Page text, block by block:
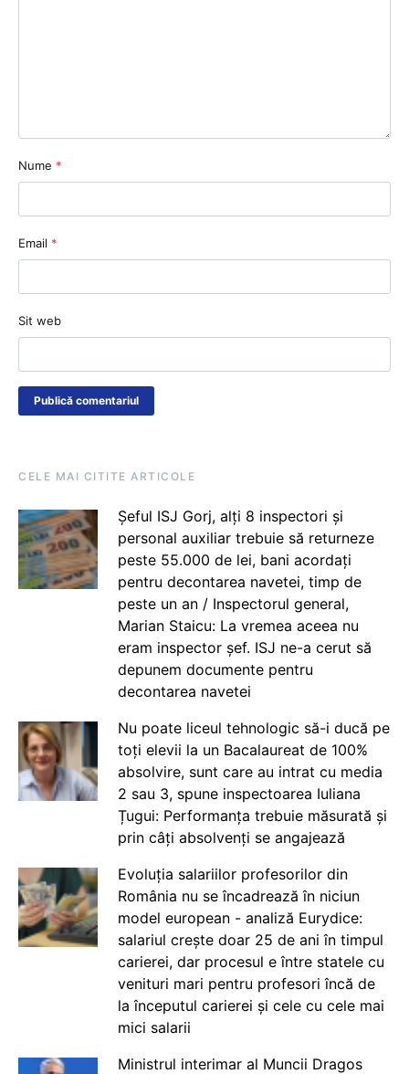
Nume *
Email *
Sit web
CELE MAI CITITE ARTICOLE
Șeful ISJ Gorj, alți 8 inspectori și
personal auxiliar trebuie să returneze
peste 55.000 de lei, bani acordați
pentru decontarea navetei, timp de
peste un an / Inspectorul general,
Marian Staicu: La vremea aceea nu
eram inspector șef. ISJ ne-a cerut să
depunem documente pentru
decontarea navetei
Nu poate liceul tehnologic să-i ducă pe
toți elevii la un Bacalaureat de 100%
absolvire, sunt care au intrat cu media
2 sau 3, spune inspectoarea Iuliana
Țugui: Performanța trebuie măsurată și
prin câți absolvenți se angajează
Evoluția salariilor profesorilor din
România nu se încadrează în niciun
model european - analiză Eurydice:
salariul crește doar 25 de ani în timpul
carierei, dar procesul e între statele cu
venituri mari pentru profesori încă de
la începutul carierei și cele cu cele mai
mici salarii
Ministrul interimar al Muncii Dragos